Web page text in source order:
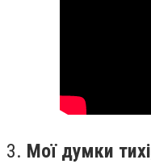
3. Мої думки тихі